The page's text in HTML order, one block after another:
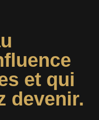
et qui
devenir.